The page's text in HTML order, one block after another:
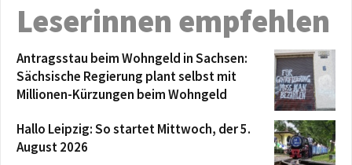
Leserinnen empfehlen
Antragsstau beim Wohngeld in Sachsen:
Sächsische Regierung plant selbst mit
Millionen-Kürzungen beim Wohngeld
Hallo Leipzig: So startet Mittwoch, der 5.
August 2026